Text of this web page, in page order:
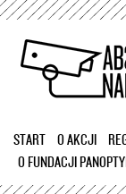
START O AKCJI
O FUNDACJI